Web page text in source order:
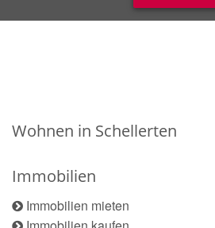
Wohnen in Schellerten
Immobilien
Immobilien mieten